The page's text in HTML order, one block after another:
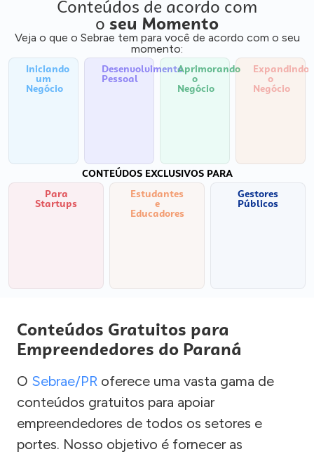
Conteúdos de acordo com
o seu Momento
Veja o que o Sebrae tem para você de acordo com o seu
momento:
Iniciando
um
Negócio
Desenvolvimento
Pessoal
Aprimorando
o
Negócio
Expandindo
o
Negócio
CONTEÚDOS EXCLUSIVOS PARA
Para
Startups
Estudantes
e
Educadores
Gestores
Públicos
Conteúdos Gratuitos para
Empreendedores do Paraná
O Sebrae/PR oferece uma vasta gama de
conteúdos gratuitos para apoiar
empreendedores de todos os setores e
portes. Nosso objetivo é fornecer as